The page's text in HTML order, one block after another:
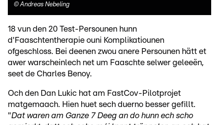
©Andreas Nebeling
18 vun den 20 Test-Persounen hunn
d'Faaschtentherapie ouni Komplikatiounen
ofgeschloss. Bei deenen zwou anere Persounen hätt et
awer warscheinlech net um Faaschte selwer geleeën,
seet de Charles Benoy.
Och den Dan Lukic hat am FastCov-Pilotprojet
matgemaach. Hien huet sech duerno besser gefillt.
"Dat waren am Ganze 7 Deeg an do hunn ech scho